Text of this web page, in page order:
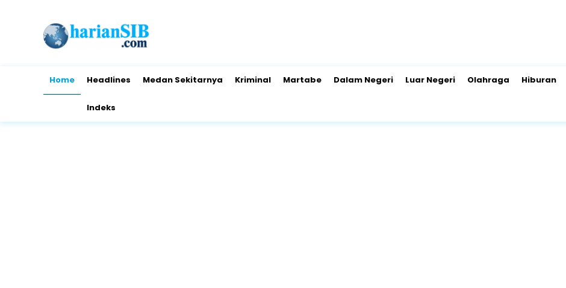
Home Headlines Medan Sekitarnya Kriminal Martabe Dalam Negeri Luar Negeri Olahraga Hiburan
Indeks